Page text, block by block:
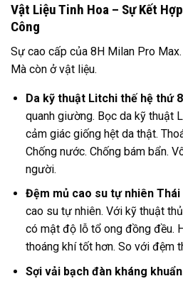
Vật Liệu Tinh Hoa – Sự Kết
Công
Sự cao cấp của 8H Milan Pro
Mà còn ở vật liệu.
Da kỹ thuật Litchi thế hệ thứ
quanh giường. Bọc da kỹ thuật
cảm giác giống hệt da thật.
Chống nước. Chống bám bẩn.
người.
Đệm mủ cao su tự nhiên Thái
cao su tự nhiên. Với kỹ thuật
có mật độ lỗ tổ ong đồng đều.
thoáng khí tốt hơn. So với đệm
Sợi vải bạch đàn kháng